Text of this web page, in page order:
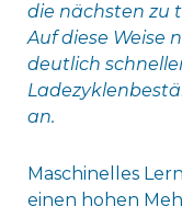
die nächsten zu
Auf diese Weise
deutlich
an.
Maschinelles
einen hohen